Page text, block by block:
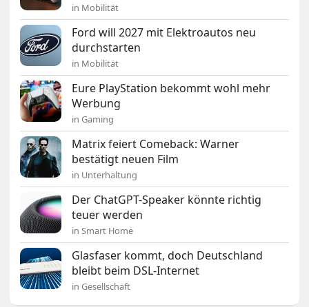
in Mobilität
Ford will 2027 mit Elektroautos neu
durchstarten
in Mobilität
Eure PlayStation bekommt wohl mehr
Werbung
in Gaming
Matrix feiert Comeback: Warner
bestätigt neuen Film
in Unterhaltung
Der ChatGPT-Speaker könnte richtig
teuer werden
in Smart Home
Glasfaser kommt, doch Deutschland
bleibt beim DSL-Internet
in Gesellschaft